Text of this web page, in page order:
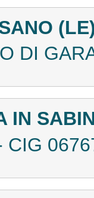
DI
IN
CIG